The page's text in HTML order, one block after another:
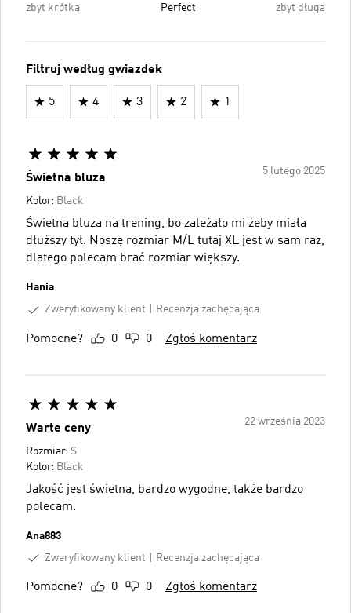
zbyt krótka Perfect zbyt długa
Filtruj według gwiazdek
5 4 3 2 1
5 lutego 2025
Świetna bluza
Kolor: Black
Świetna bluza na trening, bo zależało mi żeby miała
dłuższy tył. Noszę rozmiar M/L tutaj XL jest w sam raz,
dlatego polecam brać rozmiar większy.
Hania
Zweryfikowany klient
Recenzja zachęcająca
Pomocne? 0 0 Zgłoś komentarz
22 września 2023
Warte ceny
Rozmiar: S
Kolor: Black
Jakość jest świetna, bardzo wygodne, także bardzo
polecam.
Ana883
Zweryfikowany klient
Recenzja zachęcająca
Pomocne? 0 0 Zgłoś komentarz